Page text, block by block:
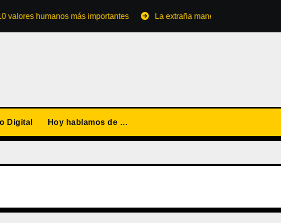
humanos más importantes La extraña manera de convertirse en familia
Digital Hoy hablamos de …